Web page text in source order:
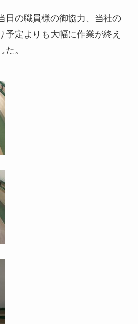
日の職員様の御協力、当社の
予定よりも大幅に作業が終え
た。